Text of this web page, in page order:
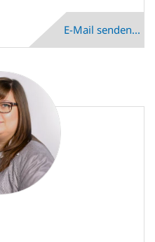
E-Mail senden...